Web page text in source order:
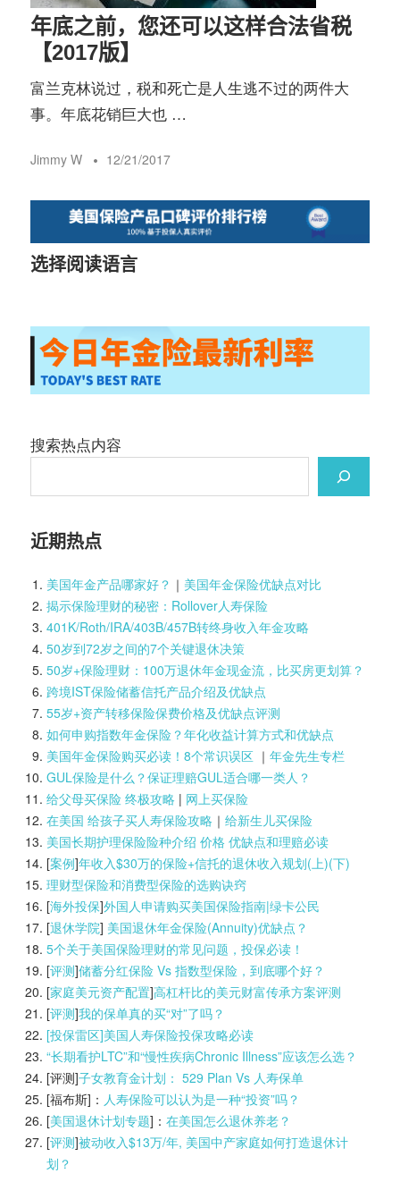
年底之前，您还可以这样合法省税
【2017版】
富兰克林说过，税和死亡是人生逃不过的两件大
事。年底花销巨大也 …
Jimmy W 12/21/2017
选择阅读语言
搜索热点内容
近期热点
美国年金产品哪家好？ ｜ 美国年金保险优缺点对比
揭示保险理财的秘密：Rollover人寿保险
401K/Roth/IRA/403B/457B转终身收入年金攻略
50岁到72岁之间的7个关键退休决策
50岁+保险理财：100万退休年金现金流，比买房更划算？
跨境IST保险储蓄信托产品介绍及优缺点
55岁+资产转移保险保费价格及优缺点评测
如何申购指数年金保险？年化收益计算方式和优缺点
美国年金保险购买必读！8个常识误区｜ 年金先生专栏
GUL保险是什么？保证理赔GUL适合哪一类人？
给父母买保险 终极攻略| 网上买保险
在美国 给孩子买人寿保险攻略｜ 给新生儿买保险
美国长期护理保险险种介绍 价格 优缺点和理赔必读
[案例]年收入$30万的保险+信托的退休收入规划(上)(下)
理财型保险和消费型保险的选购诀窍
[海外投保]外国人申请购买美国保险指南|绿卡公民
[退休学院] 美国退休年金保险(Annuity)优缺点？
5个关于美国保险理财的常见问题，投保必读！
[评测]储蓄分红保险 Vs 指数型保险，到底哪个好？
[家庭美元资产配置]高杠杆比的美元财富传承方案评测
[评测]我的保单真的买“对”了吗？
[投保雷区]美国人寿保险投保攻略必读
“长期看护LTC”和“慢性疾病Chronic Illness”应该怎么选？
[评测]子女教育金计划： 529 Plan Vs 人寿保单
[福布斯]： 人寿保险可以认为是一种“投资”吗？
[美国退休计划专题]： 在美国怎么退休养老？
[评测]被动收入$13万/年, 美国中产家庭如何打造退休计
划？